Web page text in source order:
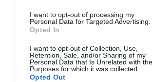
I want to opt-out of processing my
Personal Data for Targeted Advertising.
Opted In
I want to opt-out of Collection, Use,
Retention, Sale, and/or Sharing of my
Personal Data that Is Unrelated with the
Purposes for which it was collected.
Opted Out